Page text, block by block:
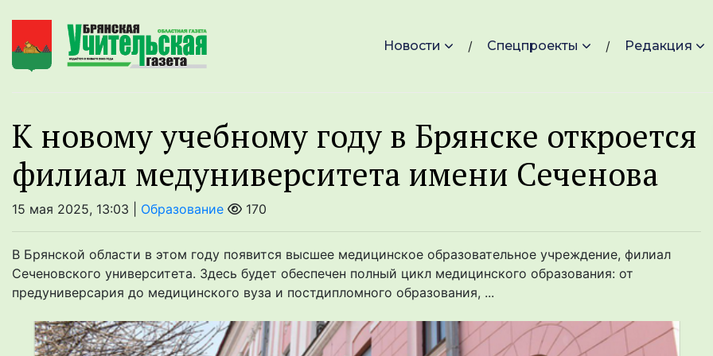
Новости Спецпроекты Редакция
К новому учебному году в Брянске откроется
филиал медуниверситета имени Сеченова
15 мая 2025, 13:03 | Образование 170
В Брянской области в этом году появится высшее медицинское образовательное учреждение, филиал
Сеченовского университета. Здесь будет обеспечен полный цикл медицинского образования: от
предуниверсария до медицинского вуза и постдипломного образования, ...